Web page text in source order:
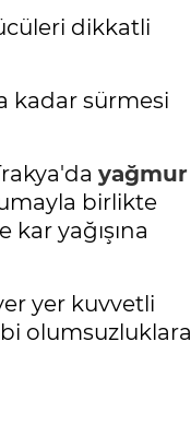
dikkatli
kadar sürmesi
yağmur
birlikte
kar yağışına
yer kuvvetli
olumsuzluklara